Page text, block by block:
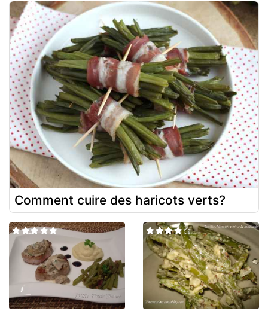
Comment cuire des haricots verts?